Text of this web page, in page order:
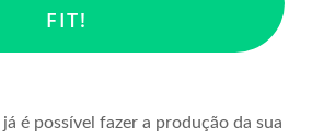
FIT!
é possível fazer a produção da sua